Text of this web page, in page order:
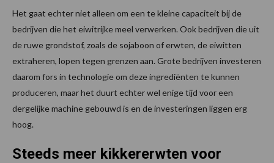
Het gaat echter niet alleen om een te kleine capaciteit bij de
bedrijven die het eiwitrijke meel verwerken. Ook bedrijven die uit
de ruwe grondstof, zoals de sojaboon of erwten, de eiwitten
extraheren, lopen tegen grenzen aan. Grote bedrijven investeren
daarom fors in technologie om deze ingrediënten te kunnen
produceren, maar het duurt echter wel enige tijd voor een
dergelijke machine gebouwd is en de investeringen liggen erg
hoog.
Steeds meer kikkererwten voor